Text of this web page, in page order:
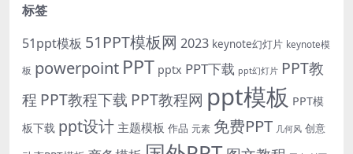
标签
51ppt模板 51PPT模板网 2023 keynote幻灯片 keynote模
板 powerpoint PPT pptx PPT下载 ppt幻灯片 PPT教
程 PPT教程下载 PPT教程网 ppt模板 PPT模
板下载 ppt设计 主题模板 作品 元素 免费PPT 几何风 创意